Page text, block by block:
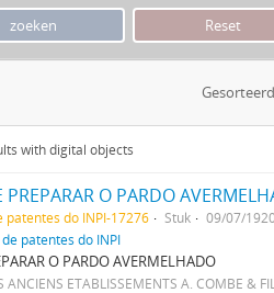
with digital objects
PREPARAR O PARDO
patentes do INPI-17276 Stuk
09/07/
patentes do INPI
O PARDO AVERMELHADO
ANCIENS ETABLISSEMENTS A. COMBE &